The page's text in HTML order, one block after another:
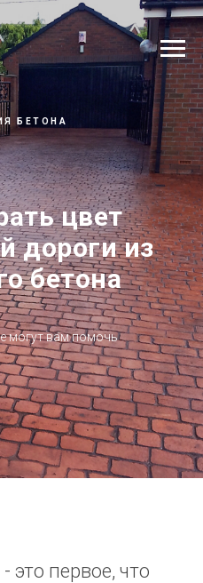
БЕТОНА
цвет
дороги из
бетона
могут вам помочь
это первое, что